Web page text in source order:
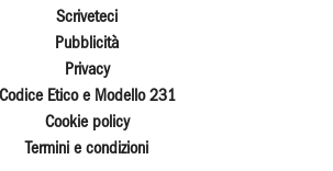
Scriveteci
Pubblicità
Privacy
Codice Etico e Modello 231
Cookie policy
Termini e condizioni